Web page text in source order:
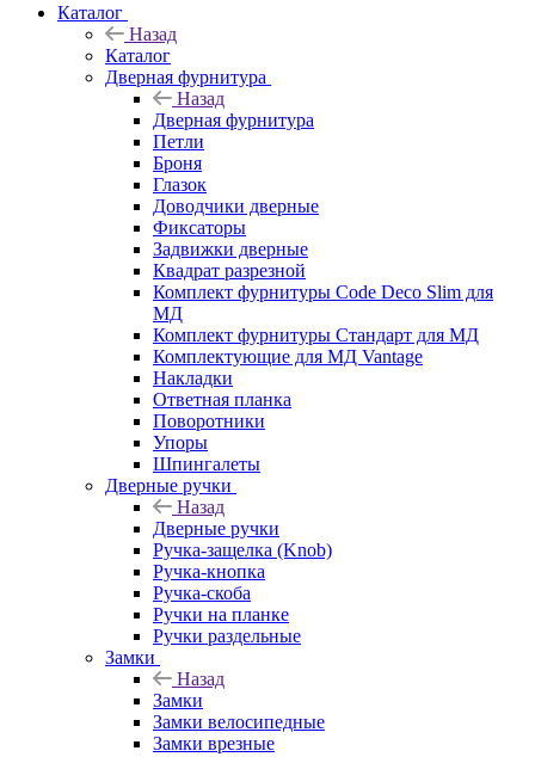
Каталог
Назад
Каталог
Дверная фурнитура
Назад
Дверная фурнитура
Петли
Броня
Глазок
Доводчики дверные
Фиксаторы
Задвижки дверные
Квадрат разрезной
Комплект фурнитуры Code Deco Slim для
МД
Комплект фурнитуры Стандарт для МД
Комплектующие для МД Vantage
Накладки
Ответная планка
Поворотники
Упоры
Шпингалеты
Дверные ручки
Назад
Дверные ручки
Ручка-защелка (Knob)
Ручка-кнопка
Ручка-скоба
Ручки на планке
Ручки раздельные
Замки
Назад
Замки
Замки велосипедные
Замки врезные